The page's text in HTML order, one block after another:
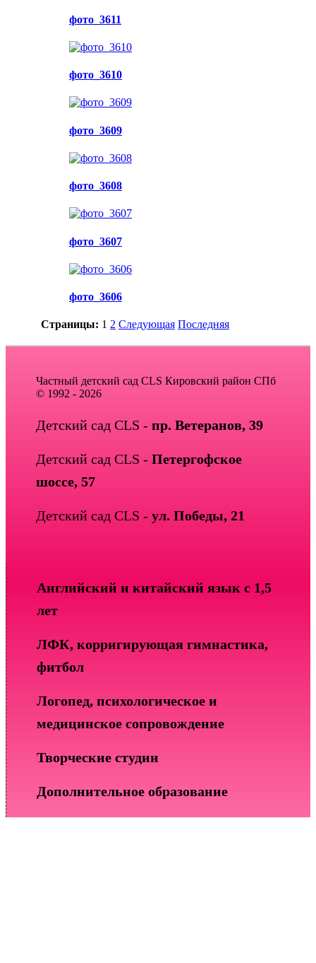
фото_3611
фото_3610
фото_3609
фото_3608
фото_3607
фото_3606
Страницы: 1 2 Следующая Последняя
Частный детский сад CLS Кировский район СПб
© 1992 - 2026
Детский сад CLS -пр. Ветеранов, 39
Детский сад CLS -Петергофское
шоссе, 57
Детский сад CLS -ул. Победы, 21
Английский и китайский язык с 1,5
лет
ЛФК, корригирующая гимнастика,
фитбол
Логопед, психологическое и
медицинское сопровождение
Творческие студии
Дополнительное образование